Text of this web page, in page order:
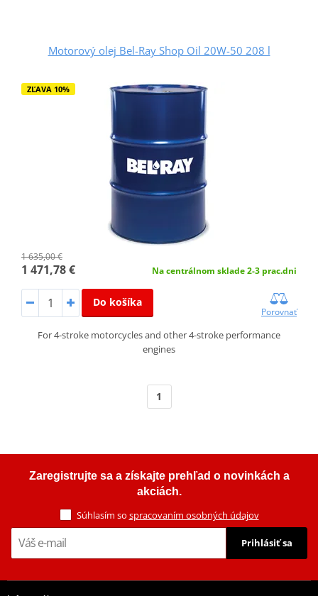
Motorový olej Bel-Ray Shop Oil 20W-50 208 l
ZĽAVA 10%
1 635,00 €
1 471,78 € Na centrálnom sklade 2-3 prac.dni
Do košíka
Porovnať
For 4-stroke motorcycles and other 4-stroke performance
engines
1
Zaregistrujte sa a získajte prehľad o novinkách a
akciách.
Súhlasím so spracovaním osobných údajov
Prihlásiť sa